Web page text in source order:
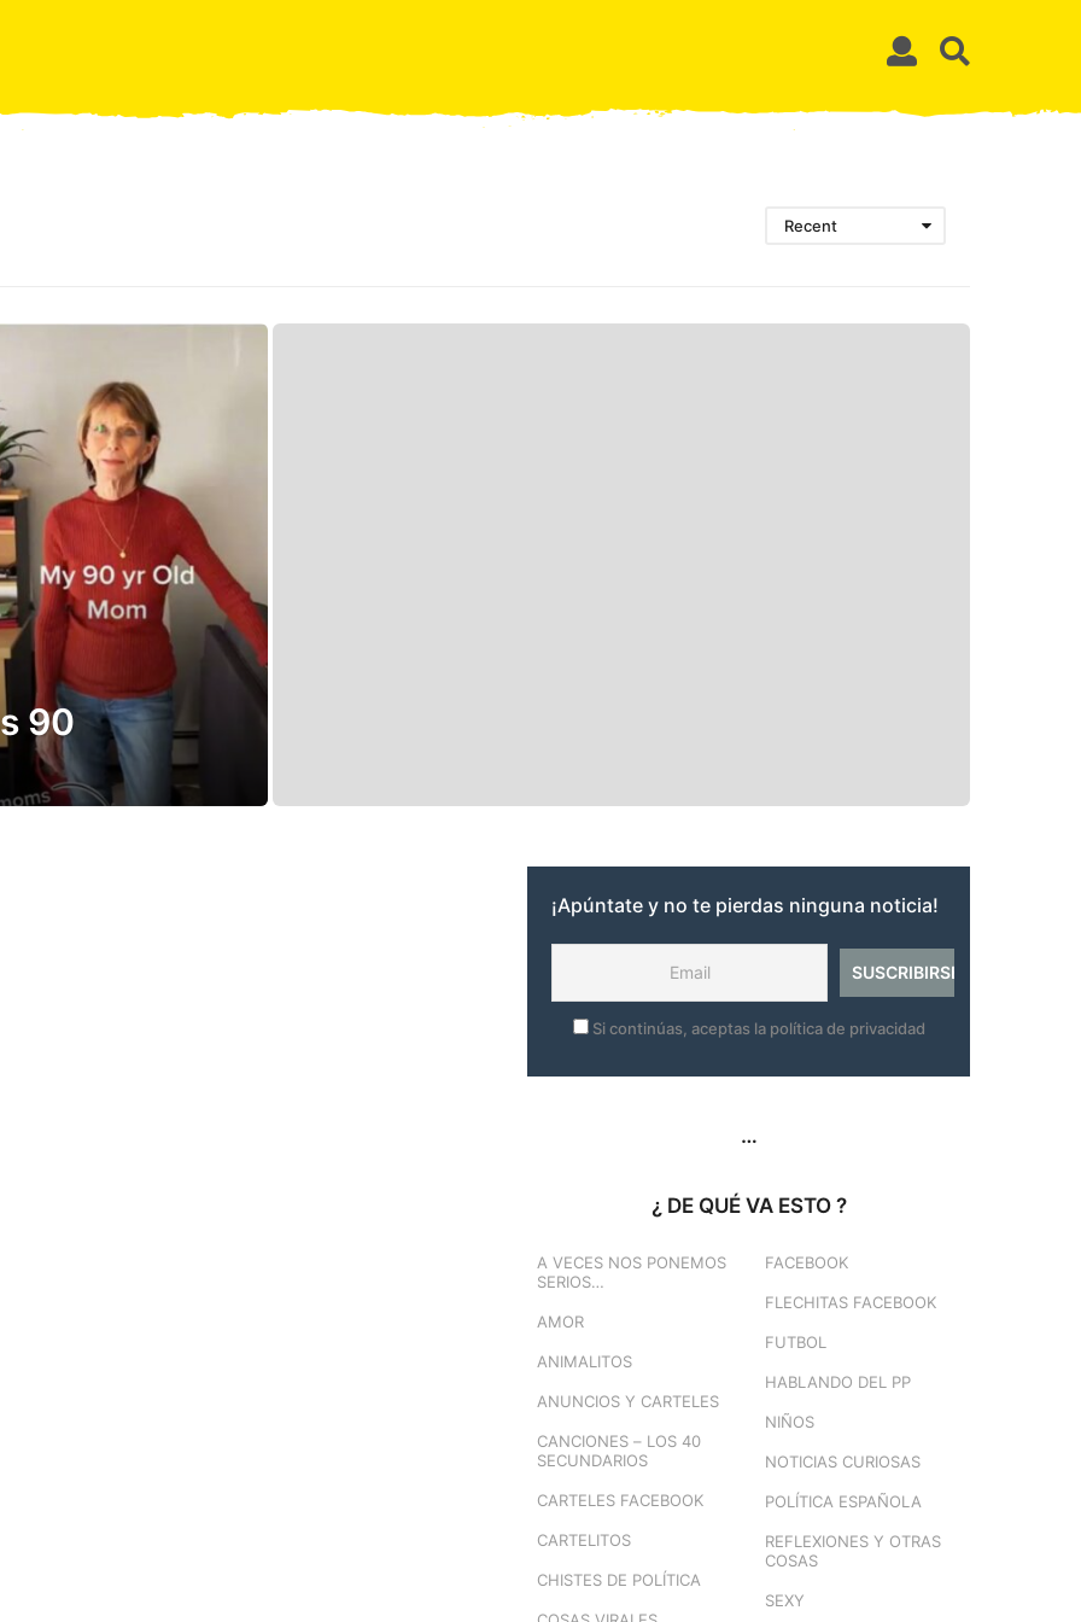
Recent
90
¡Apúntate y no te pierdas ninguna noticia!
Si continúas, aceptas la política de privacidad
…
¿ DE QUÉ VA ESTO ?
A VECES NOS PONEMOS
SERIOS…
AMOR
ANIMALITOS
ANUNCIOS Y CARTELES
CANCIONES – LOS 40
SECUNDARIOS
CARTELES FACEBOOK
CARTELITOS
CHISTES DE POLÍTICA
FACEBOOK
FLECHITAS FACEBOOK
FUTBOL
HABLANDO DEL PP
NIÑOS
NOTICIAS CURIOSAS
POLÍTICA ESPAÑOLA
REFLEXIONES Y OTRAS
COSAS
SEXY